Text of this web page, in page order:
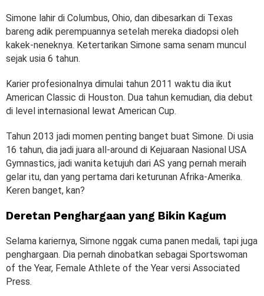
Simone lahir di Columbus, Ohio, dan dibesarkan di Texas
bareng adik perempuannya setelah mereka diadopsi oleh
kakek-neneknya. Ketertarikan Simone sama senam muncul
sejak usia 6 tahun.
Karier profesionalnya dimulai tahun 2011 waktu dia ikut
American Classic di Houston. Dua tahun kemudian, dia debut
di level internasional lewat American Cup.
Tahun 2013 jadi momen penting banget buat Simone. Di usia
16 tahun, dia jadi juara all-around di Kejuaraan Nasional USA
Gymnastics, jadi wanita ketujuh dari AS yang pernah meraih
gelar itu, dan yang pertama dari keturunan Afrika-Amerika.
Keren banget, kan?
Deretan Penghargaan yang Bikin Kagum
Selama kariernya, Simone nggak cuma panen medali, tapi juga
penghargaan. Dia pernah dinobatkan sebagai Sportswoman
of the Year, Female Athlete of the Year versi Associated
Press.